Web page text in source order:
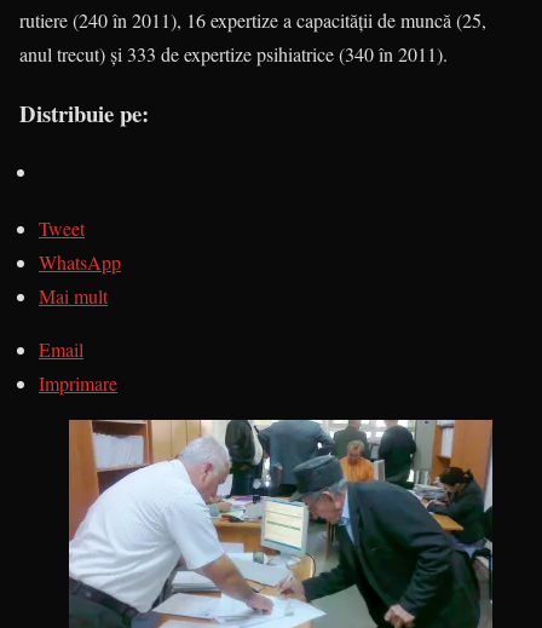
rutiere (240 în 2011), 16 expertize a capacității de muncă (25,
anul trecut) și 333 de expertize psihiatrice (340 în 2011).
Distribuie pe:
Tweet
WhatsApp
Mai mult
Email
Imprimare